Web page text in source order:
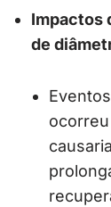
Impactos
de